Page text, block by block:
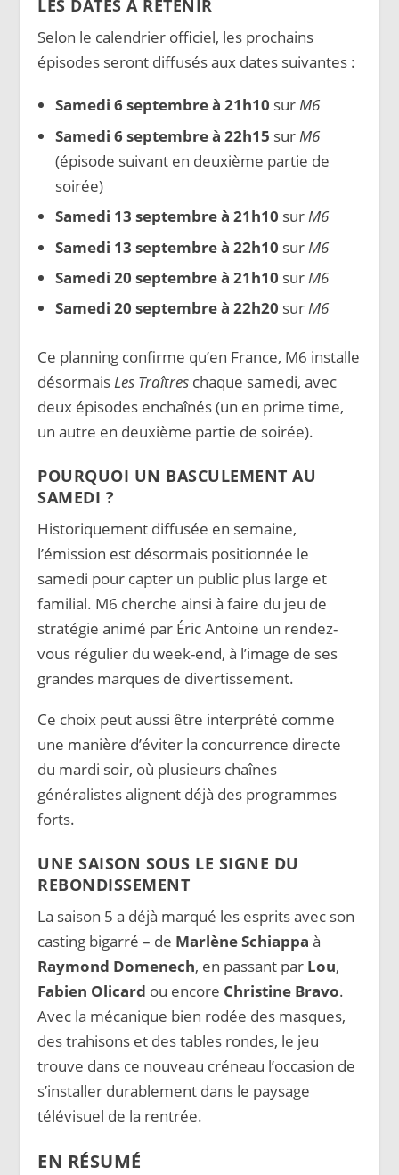
LES DATES À RETENIR
Selon le calendrier officiel, les prochains
épisodes seront diffusés aux dates suivantes :
Samedi 6 septembre à 21h10 surM6
Samedi 6 septembre à 22h15 surM6
(épisode suivant en deuxième partie de
soirée)
Samedi 13 septembre à 21h10 surM6
Samedi 13 septembre à 22h10 sur M6
Samedi 20 septembre à 21h10 surM6
Samedi 20 septembre à 22h20 surM6
Ce planning confirme qu’en France, M6 installe
désormaisLes Traîtres chaque samedi, avec
deux épisodes enchaînés (un en prime time,
un autre en deuxième partie de soirée).
POURQUOI UN BASCULEMENT AU
SAMEDI ?
Historiquement diffusée en semaine,
l’émission est désormais positionnée le
samedi pour capter un public plus large et
familial. M6 cherche ainsi à faire du jeu de
stratégie animé par Éric Antoine un rendez-
vous régulier du week-end, à l’image de ses
grandes marques de divertissement.
Ce choix peut aussi être interprété comme
une manière d’éviter la concurrence directe
du mardi soir, où plusieurs chaînes
généralistes alignent déjà des programmes
forts.
UNE SAISON SOUS LE SIGNE DU
REBONDISSEMENT
La saison 5 a déjà marqué les esprits avec son
casting bigarré – de Marlène Schiappa à
Raymond Domenech, en passant par Lou,
Fabien Olicard ou encore Christine Bravo.
Avec la mécanique bien rodée des masques,
des trahisons et des tables rondes, le jeu
trouve dans ce nouveau créneau l’occasion de
s’installer durablement dans le paysage
télévisuel de la rentrée.
EN RÉSUMÉ